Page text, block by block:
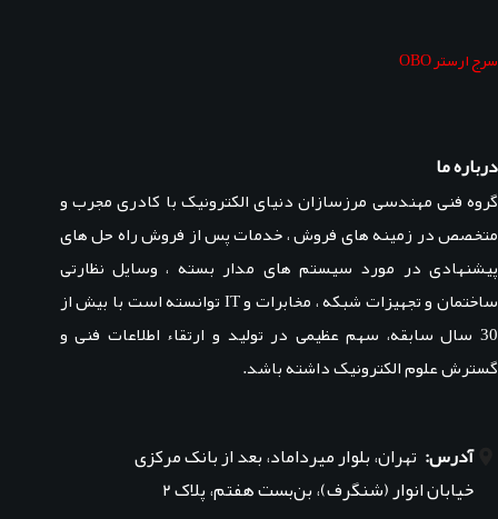
سرج ارستر OBO
درباره ما
گروه فنی مهندسی مرزسازان دنیای الکترونیک با کادری مجرب و
متخصص در زمینه های فروش ، خدمات پس از فروش راه حل های
پیشنهادی در مورد سیستم های مدار بسته ، وسایل نظارتی
ساختمان و تجهیزات شبکه ، مخابرات و IT توانسته است با بیش از
30 سال سابقه، سهم عظیمی در تولید و ارتقاء اطلاعات فنی و
گسترش علوم الکترونیک داشته باشد.
آدرس: تهران، بلوار میرداماد، بعد از بانک مرکزی
خیابان انوار (شنگرف)، بن‌بست هفتم، پلاک ۲